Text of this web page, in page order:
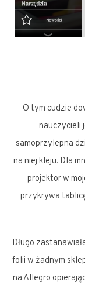
O tym cudzie
nauczycieli
samoprzylepna
na niej kleju. Dla
projektor w
przykrywa
Długo
folii w żadnym
na Allegro